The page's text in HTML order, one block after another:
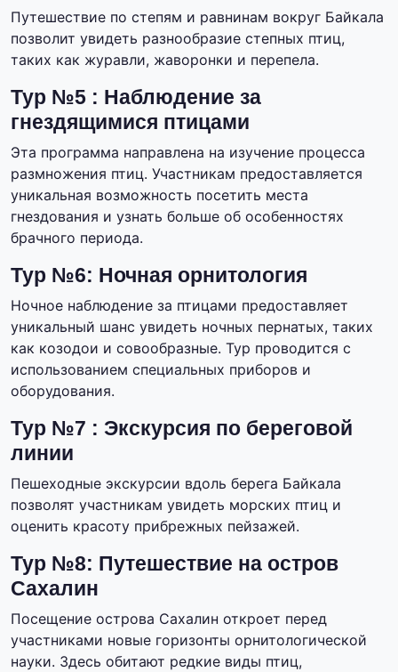
Путешествие по степям и равнинам вокруг Байкала
позволит увидеть разнообразие степных птиц,
таких как журавли, жаворонки и перепела.
Тур №5 : Наблюдение за
гнездящимися птицами
Эта программа направлена на изучение процесса
размножения птиц. Участникам предоставляется
уникальная возможность посетить места
гнездования и узнать больше об особенностях
брачного периода.
Тур №6: Ночная орнитология
Ночное наблюдение за птицами предоставляет
уникальный шанс увидеть ночных пернатых, таких
как козодои и совообразные. Тур проводится с
использованием специальных приборов и
оборудования.
Тур №7 : Экскурсия по береговой
линии
Пешеходные экскурсии вдоль берега Байкала
позволят участникам увидеть морских птиц и
оценить красоту прибрежных пейзажей.
Тур №8: Путешествие на остров
Сахалин
Посещение острова Сахалин откроет перед
участниками новые горизонты орнитологической
науки. Здесь обитают редкие виды птиц,